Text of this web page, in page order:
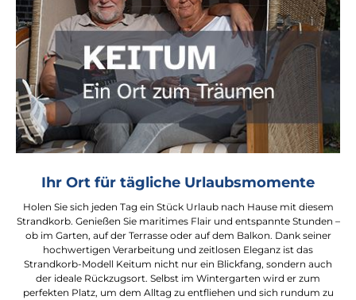
Ihr Ort für tägliche Urlaubsmomente
Holen Sie sich jeden Tag ein Stück Urlaub nach Hause mit diesem
Strandkorb. Genießen Sie maritimes Flair und entspannte Stunden –
ob im Garten, auf der Terrasse oder auf dem Balkon. Dank seiner
hochwertigen Verarbeitung und zeitlosen Eleganz ist das
Strandkorb-Modell Keitum nicht nur ein Blickfang, sondern auch
der ideale Rückzugsort. Selbst im Wintergarten wird er zum
perfekten Platz, um dem Alltag zu entfliehen und sich rundum zu